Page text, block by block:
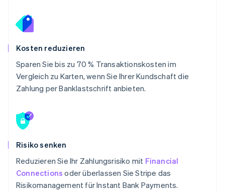
Kosten reduzieren
Sparen Sie bis zu 70 % Transaktionskosten im
Vergleich zu Karten, wenn Sie Ihrer Kundschaft die
Zahlung per Banklastschrift anbieten.
Risiko senken
Reduzieren Sie Ihr Zahlungsrisiko mit Financial
Connections oder überlassen Sie Stripe das
Risikomanagement für Instant Bank Payments.